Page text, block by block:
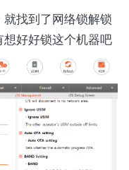
找到了网络锁解锁
好好锁这个机器吧